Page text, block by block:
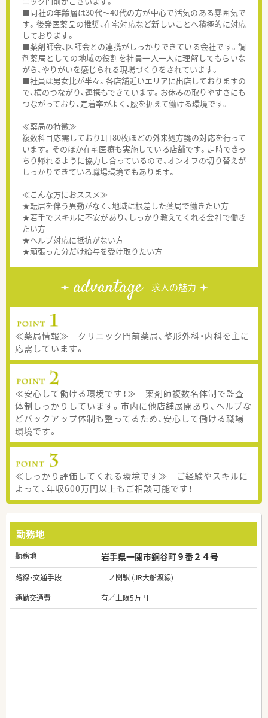
■同社の年齢層は30代～40代の方が中心で活気のある雰囲気で
す。後発医薬品の推奨、在宅対応など新しいことへ積極的に対応
しております。
■薬剤師会、医師会との連携がしっかりできている会社です。調
剤薬局としての地域の役割を社員一人一人に理解してもらいな
がら、やりがいを感じられる現場づくりをされています。
■社員は男女比が半々。各店舗近いエリアに出店しておりますの
で、横のつながり、連携もできています。お休みの取りやすさにも
つながっており、定着率がよく、腰を据えて働ける環境です。
≪薬局の特徴≫
複数科目応需しており1日80枚ほどの外来処方箋の対応を行って
います。そのほか在宅医療も実施している店舗です。定時できっ
ちり帰れるように協力し合っているので、オンオフの切り替えが
しっかりできている職場環境でもあります。
≪こんな方におススメ≫
★転居を伴う異動がなく、地域に根差した薬局で働きたい方
★若手でスキルに不安があり、しっかり教えてくれる会社で働き
たい方
★ヘルプ対応に抵抗がない方
★頑張った分だけ給与を受け取りたい方
advantage 求人の魅力
≪薬局情報≫ クリニック門前薬局、整形外科・内科を主に
応需しています。
≪安心して働ける環境です！≫ 薬剤師複数名体制で監査
体制しっかりしています。市内に他店舗展開あり、ヘルプな
どバックアップ体制も整ってるため、安心して働ける職場
環境です。
≪しっかり評価してくれる環境です≫ ご経験やスキルに
よって、年収600万円以上もご相談可能です！
勤務地
勤務地 岩手県一関市銅谷町９番２４号
路線・交通手段
一ノ関駅 (JR大船渡線)
通勤交通費
有／上限5万円